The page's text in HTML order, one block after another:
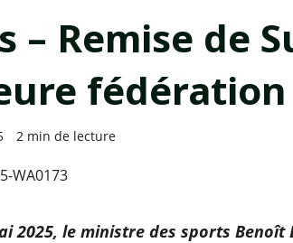
– Remise de
2 min de lecture
2025, le ministre des sports